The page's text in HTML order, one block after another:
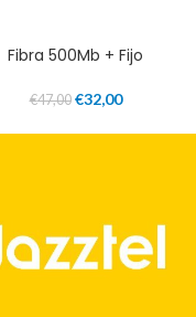
Fibra 500Mb + Fijo
€47,00 €32,00